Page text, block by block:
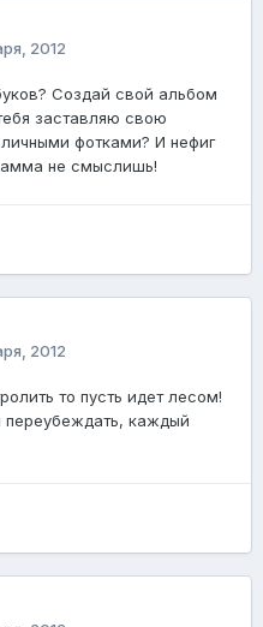
2012
Создай свой альбом
заставляю свою
фотками? И нефиг
не смыслишь!
2012
то пусть идет лесом!
переубеждать, каждый